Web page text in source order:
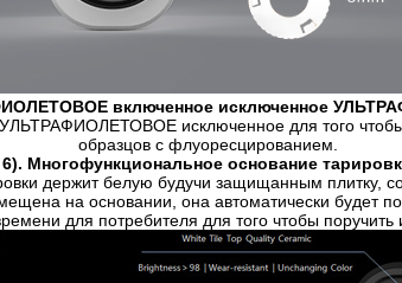
включенное исключенное
исключенное для того чтобы
образцов с флуоресцированием.
6). Многофункциональное основание
держит белую будучи защищанным плитку,
на основании, она автоматически будет
для потребителя для того чтобы поручить